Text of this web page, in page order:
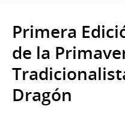
Primera
de la
Dragón